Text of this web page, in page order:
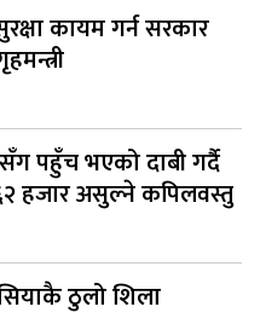
कायम गर्न सरकार
पहुँच भएको दाबी गर्दै
हजार असुल्ने कपिलवस्तु
ठुलो शिला